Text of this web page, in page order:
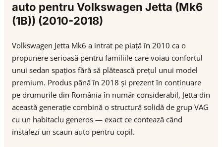
auto pentru Volkswagen Jetta (Mk6
(1B)) (2010-2018)
Volkswagen Jetta Mk6 a intrat pe piață în 2010 ca o
propunere serioasă pentru familiile care voiau confortul
unui sedan spațios fără să plătească prețul unui model
premium. Produs până în 2018 și prezent în continuare
pe drumurile din România în număr considerabil, Jetta din
această generație combină o structură solidă de grup VAG
cu un habitaclu generos — exact ce contează când
instalezi un scaun auto pentru copil.